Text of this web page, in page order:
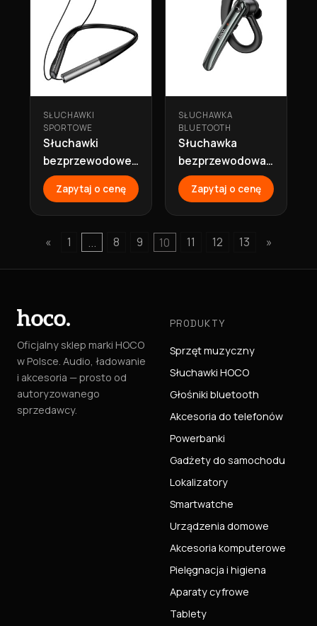
SŁUCHAWKI
SPORTOWE
Słuchawki
bezprzewodowe
sportowe
bluetooth 70h
ES71 czarne Hoco
Zapytaj o cenę
SŁUCHAWKA
BLUETOOTH
Słuchawka
bezprzewodowa
bluetooth ENC
S19 szara Hoco
Zapytaj o cenę
« 1 ... 8 9 10 11 12 13 »
Oficjalny sklep marki HOCO
w Polsce. Audio, ładowanie
i akcesoria — prosto od
autoryzowanego
sprzedawcy.
PRODUKTY
Sprzęt muzyczny
Słuchawki HOCO
Głośniki bluetooth
Akcesoria do telefonów
Powerbanki
Gadżety do samochodu
Lokalizatory
Smartwatche
Urządzenia domowe
Akcesoria komputerowe
Pielęgnacja i higiena
Aparaty cyfrowe
Tablety